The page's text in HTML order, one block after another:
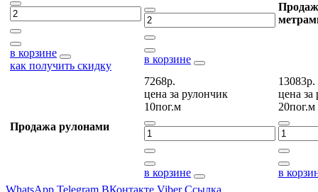
в корзине
как получить скидку
в корзине
Продажа рулонами
7268р.
цена за рулончик
10пог.м
в корзине
13083р.
цена за
20пог.м
в
WhatsApp Telegram ВКонтакте Viber Ссылка